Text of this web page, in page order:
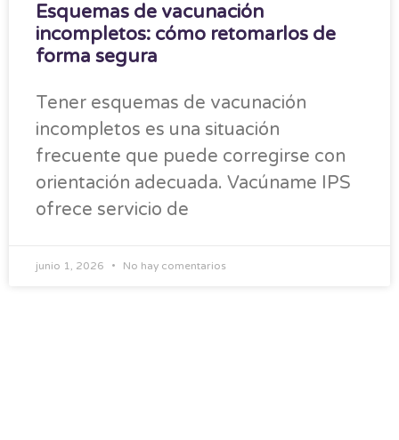
Esquemas de vacunación
incompletos: cómo retomarlos de
forma segura
Tener esquemas de vacunación
incompletos es una situación
frecuente que puede corregirse con
orientación adecuada. Vacúname IPS
ofrece servicio de
junio 1, 2026 No hay comentarios